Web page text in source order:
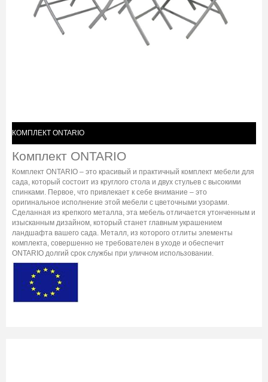
КОМПЛЕКТ ONTARIO
Комплект ONTARIO
Комплект ONTARIO – это красивый и практичный комплект мебели для
сада, который состоит из круглого стола и двух стульев с высокими
спинками. Первое, что привлекает к себе внимание – это
оригинальное исполнение этой мебели с цветочными узорами.
Сделанная из крепкого металла, эта мебель отличается утонченным и
изысканным дизайном, который станет главным украшением
ландшафта вашего сада. Металл, из которого отлиты элементы
комплекта, совершенно не требователен в уходе и обеспечит
ONTARIO долгий срок службы при уличном использовании.